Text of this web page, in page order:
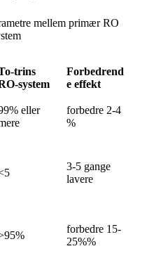
mellem primær RO
trins
system
Forbedrend
e effekt
eller
forbedre 2-4
%
3-5 gange
lavere
forbedre 15-
25%%